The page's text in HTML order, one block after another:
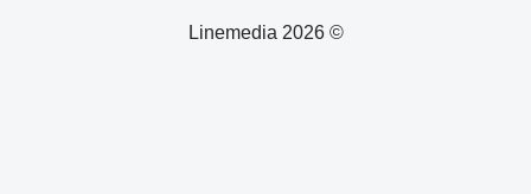
© 2026 Linemedia